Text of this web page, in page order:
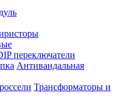
переключатели
Антивандальная
Трансформаторы и